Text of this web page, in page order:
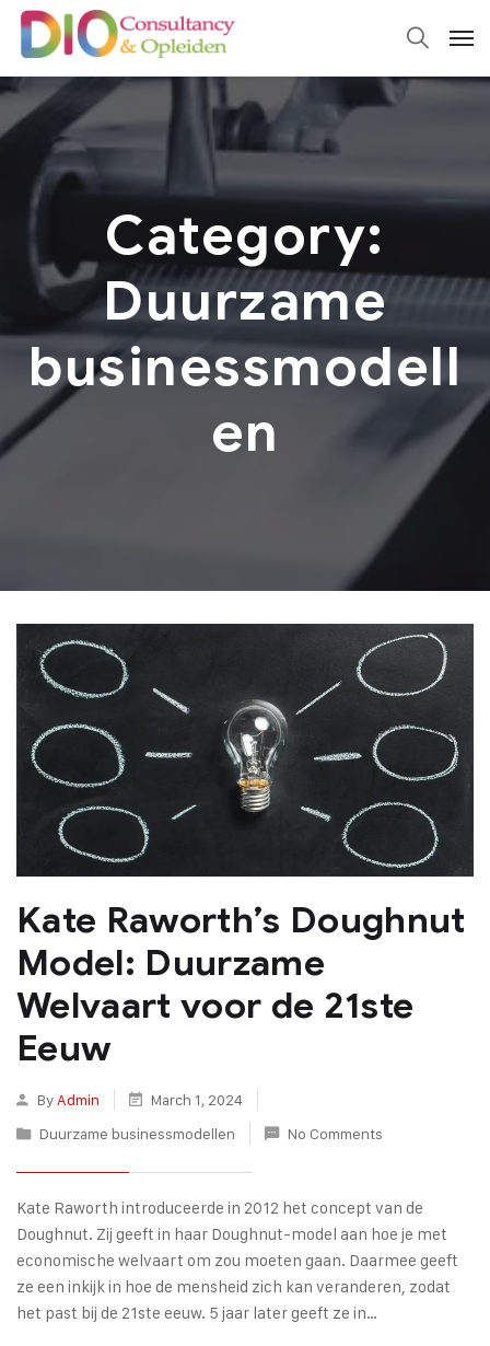
Category:
Duurzame
businessmodell
en
Kate Raworth’s Doughnut
Model: Duurzame
Welvaart voor de 21ste
Eeuw
By Admin
March 1, 2024
Duurzame businessmodellen
No Comments
Kate Raworth introduceerde in 2012 het concept van de
Doughnut. Zij geeft in haar Doughnut-model aan hoe je met
economische welvaart om zou moeten gaan. Daarmee geeft
ze een inkijk in hoe de mensheid zich kan veranderen, zodat
het past bij de 21ste eeuw. 5 jaar later geeft ze in…